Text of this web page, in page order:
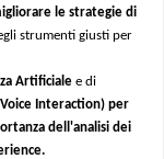
le strategie di
strumenti giusti per
Artificiale e di
Interaction) per
dell'analisi dei